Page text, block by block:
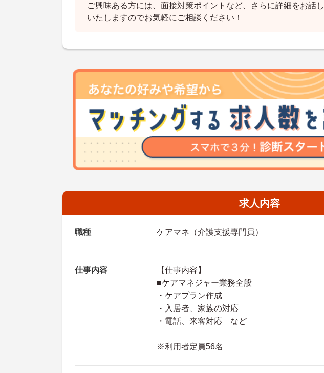
ご興味ある方には、面接対策ポイントなど、さらに詳細をお話し
いたしますのでお気軽にご相談ください！
求人内容
職種 ケアマネ（介護支援専門員）
仕事内容
【仕事内容】
■ケアマネジャー業務全般
・ケアプラン作成
・入居者、家族の対応
・電話、来客対応 など
※利用者定員56名